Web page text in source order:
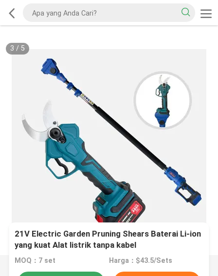
3 / 5
21V Electric Garden Pruning Shears Baterai Li-ion
yang kuat Alat listrik tanpa kabel
MOQ：7 set Harga：$43.5/Sets